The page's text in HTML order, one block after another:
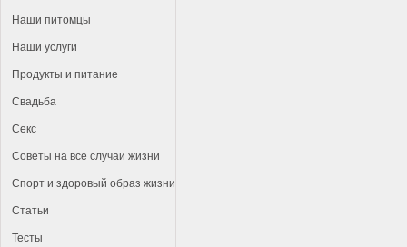
Наши питомцы
Наши услуги
Продукты и питание
Свадьба
Секс
Советы на все случаи жизни
Спорт и здоровый образ жизни
Статьи
Тесты